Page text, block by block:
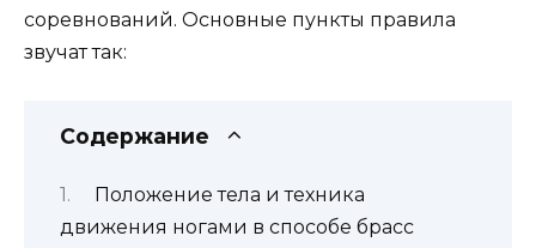
соревнований. Основные пункты правила
звучат так:
Содержание
Положение тела и техника
движения ногами в способе брасс